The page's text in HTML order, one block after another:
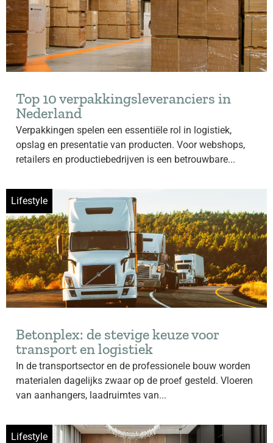
Top 10 verpakkingsleveranciers in
Nederland
Verpakkingen spelen een essentiële rol in logistiek,
opslag en presentatie van producten. Voor webshops,
retailers en productiebedrijven is een betrouwbare...
Lifestyle
Betonplex: de stevige keuze voor
transport en logistiek
In de transportsector en de professionele bouw worden
materialen dagelijks zwaar op de proef gesteld. Vloeren
van aanhangers, laadruimtes van...
Lifestyle